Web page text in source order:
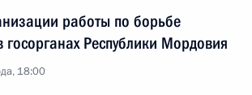
работы по борьбе
госорганах Республики Мордовия
18:00